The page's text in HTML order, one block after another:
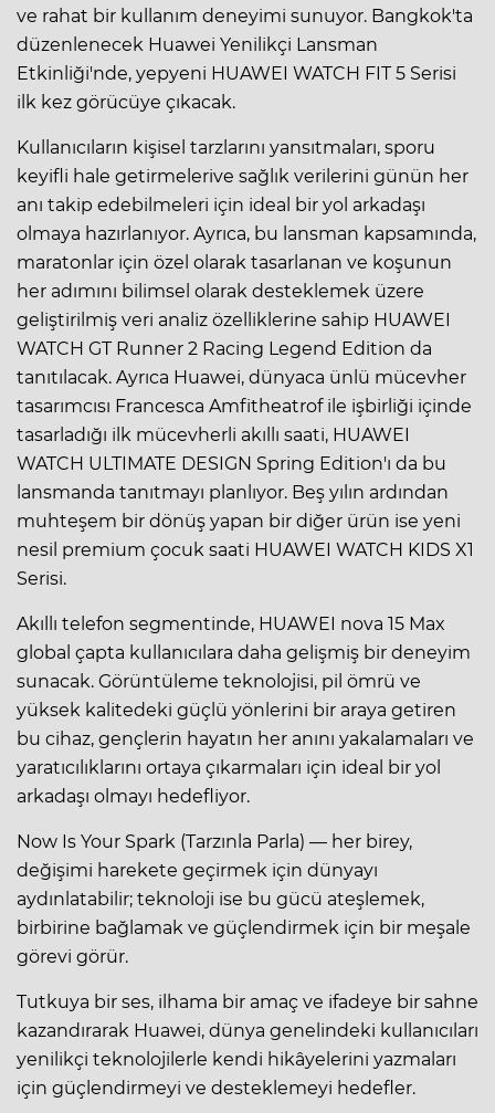
ve rahat bir kullanım deneyimi sunuyor. Bangkok'ta
düzenlenecek Huawei Yenilikçi Lansman
Etkinliği'nde, yepyeni HUAWEI WATCH FIT 5 Serisi
ilk kez görücüye çıkacak.
Kullanıcıların kişisel tarzlarını yansıtmaları, sporu
keyifli hale getirmelerive sağlık verilerini günün her
anı takip edebilmeleri için ideal bir yol arkadaşı
olmaya hazırlanıyor. Ayrıca, bu lansman kapsamında,
maratonlar için özel olarak tasarlanan ve koşunun
her adımını bilimsel olarak desteklemek üzere
geliştirilmiş veri analiz özelliklerine sahip HUAWEI
WATCH GT Runner 2 Racing Legend Edition da
tanıtılacak. Ayrıca Huawei, dünyaca ünlü mücevher
tasarımcısı Francesca Amfitheatrof ile işbirliği içinde
tasarladığı ilk mücevherli akıllı saati, HUAWEI
WATCH ULTIMATE DESIGN Spring Edition'ı da bu
lansmanda tanıtmayı planlıyor. Beş yılın ardından
muhteşem bir dönüş yapan bir diğer ürün ise yeni
nesil premium çocuk saati HUAWEI WATCH KIDS X1
Serisi.
Akıllı telefon segmentinde, HUAWEI nova 15 Max
global çapta kullanıcılara daha gelişmiş bir deneyim
sunacak. Görüntüleme teknolojisi, pil ömrü ve
yüksek kalitedeki güçlü yönlerini bir araya getiren
bu cihaz, gençlerin hayatın her anını yakalamaları ve
yaratıcılıklarını ortaya çıkarmaları için ideal bir yol
arkadaşı olmayı hedefliyor.
Now Is Your Spark (Tarzınla Parla) — her birey,
değişimi harekete geçirmek için dünyayı
aydınlatabilir; teknoloji ise bu gücü ateşlemek,
birbirine bağlamak ve güçlendirmek için bir meşale
görevi görür.
Tutkuya bir ses, ilhama bir amaç ve ifadeye bir sahne
kazandırarak Huawei, dünya genelindeki kullanıcıları
yenilikçi teknolojilerle kendi hikâyelerini yazmaları
için güçlendirmeyi ve desteklemeyi hedefler.